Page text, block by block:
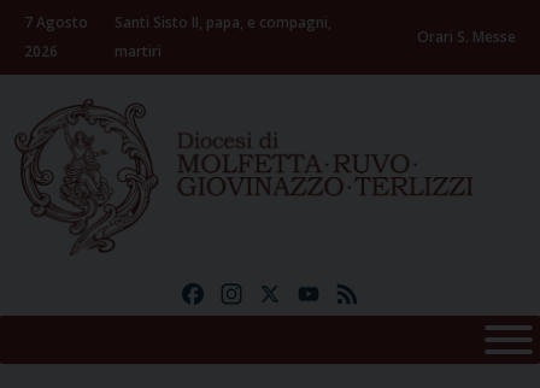
Skip
content
7 Agosto
2026
Santi Sisto II, papa, e compagni,
martiri
Orari S. Messe
FacebookInstagramYouTube